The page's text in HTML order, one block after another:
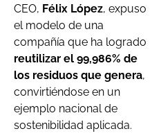
CEO, Félix López, expuso
el modelo de una
compañía que ha logrado
reutilizar el 99,986% de
los residuos que genera,
convirtiéndose en un
ejemplo nacional de
sostenibilidad aplicada.